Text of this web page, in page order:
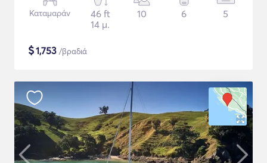
Καταμαράν
46 ft
14 μ.
10 6 5
$1,753 /βραδιά